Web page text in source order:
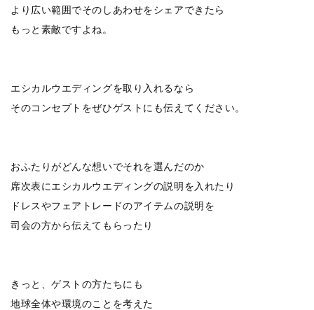
より広い範囲でそのしあわせをシェアできたら
もっと素敵ですよね。
エシカルウエディングを取り入れるなら
そのコンセプトをぜひゲストにも伝えてください。
おふたりがどんな想いでそれを選んだのか
席次表にエシカルウエディングの説明を入れたり
ドレスやフェアトレードのアイテムの説明を
司会の方から伝えてもらったり
きっと、ゲストの方たちにも
地球全体や環境のことを考えた